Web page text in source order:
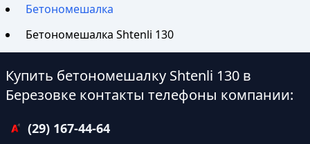
Бетономешалка
Бетономешалка Shtenli 130
Купить бетономешалку Shtenli 130 в
Березовке контакты телефоны компании:
(29) 167-44-64